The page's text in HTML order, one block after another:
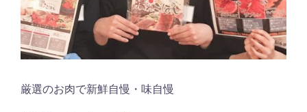
厳選のお肉で新鮮自慢・味自慢